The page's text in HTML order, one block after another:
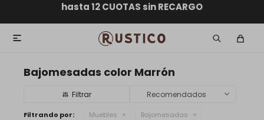
ENVÍOS A TODO EL PAÍS
GARANTÍA DE DEVOLUCIÓN
hasta 12 CUOTAS sin RECARGO
ENVÍO GRATIS dentro de MONTEVIDEO en compras

Bajomesadas color Marrón
Recomendados
Filtrando por: Muebles
Bajomesadas